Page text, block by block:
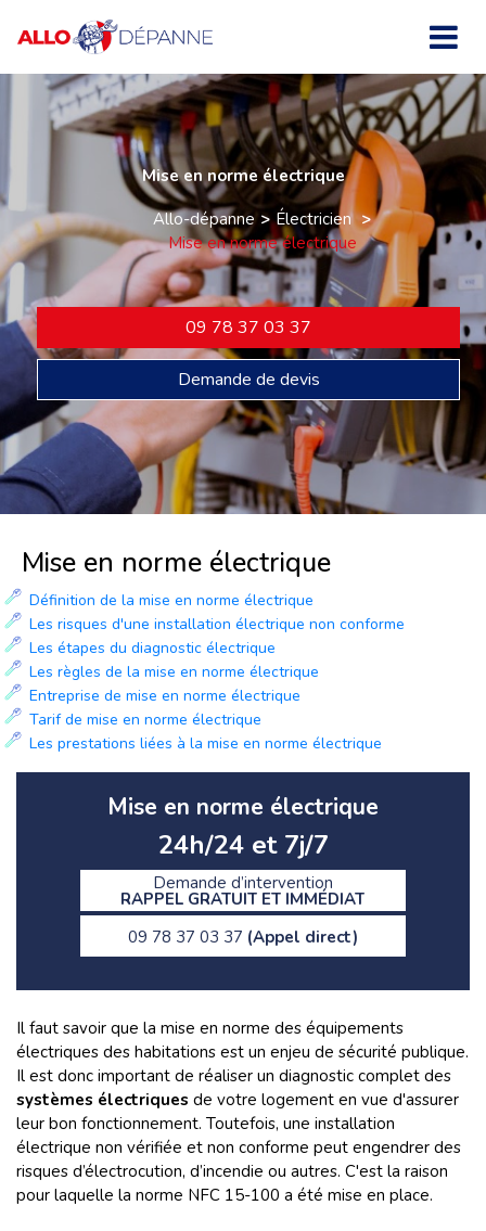
Mise en norme électrique
Allo-dépanne
Électricien
Mise en norme électrique
09 78 37 03 37
Demande de devis
Mise en norme électrique
Définition de la mise en norme électrique
Les risques d'une installation électrique non conforme
Les étapes du diagnostic électrique
Les règles de la mise en norme électrique
Entreprise de mise en norme électrique
Tarif de mise en norme électrique
Les prestations liées à la mise en norme électrique
Mise en norme électrique
24h/24 et 7j/7
Demande d’intervention
RAPPEL GRATUIT ET IMMÉDIAT
09 78 37 03 37 (Appel direct)
Il faut savoir que la mise en norme des équipements
électriques des habitations est un enjeu de sécurité publique.
Il est donc important de réaliser un diagnostic complet des
systèmes électriques de votre logement en vue d'assurer
leur bon fonctionnement. Toutefois, une installation
électrique non vérifiée et non conforme peut engendrer des
risques d’électrocution, d’incendie ou autres. C'est la raison
pour laquelle la norme NFC 15-100 a été mise en place.